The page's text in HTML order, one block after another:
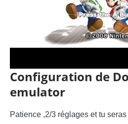
Configuration de
emulator
Patience ,2/3 réglages et tu